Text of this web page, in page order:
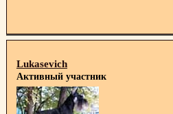
Lukasevich
Активный участник